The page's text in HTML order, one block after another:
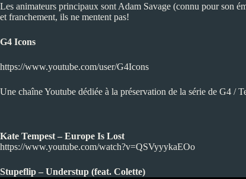
Les animateurs principaux sont Adam Savage (connu pour son
et franchement, ils ne mentent pas!
G4 Icons
https://www.youtube.com/user/G4Icons
Une chaîne Youtube dédiée à la préservation de la série de G4 /
Kate Tempest – Europe Is Lost
https://www.youtube.com/watch?v=QSVyyykaEOo
Stupeflip – Understup (feat. Colette)